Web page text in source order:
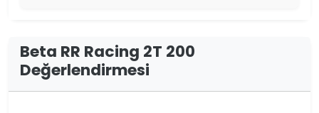
Beta RR Racing 2T 200
Değerlendirmesi